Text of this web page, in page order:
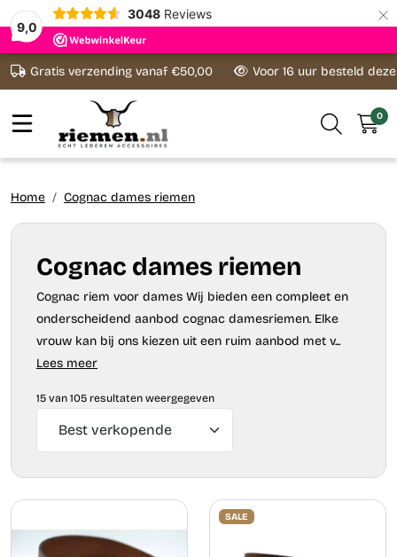
9,0
3048 Reviews ×
Ga naar content
Gratis verzending vanaf €50,00 Voor 16 uur besteld
0
Home Cognac dames riemen
Cognac dames riemen
Cognac riem voor dames Wij bieden een compleet en
onderscheidend aanbod cognac damesriemen. Elke
vrouw kan bij ons kiezen uit een ruim aanbod met v...
Lees meer
15 van 105 resultaten weergegeven
SALE